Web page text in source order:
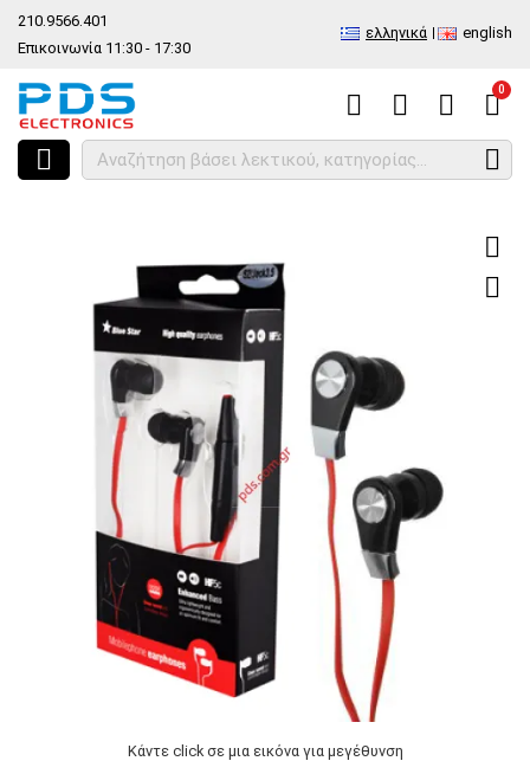
210.9566.401
Επικοινωνία 11:30 - 17:30
ελληνικά english
0
HOME Ακουστικά αυτιού stereo 3.5mm Apple Stereo Headset
Κάντε click σε μια εικόνα για μεγέθυνση